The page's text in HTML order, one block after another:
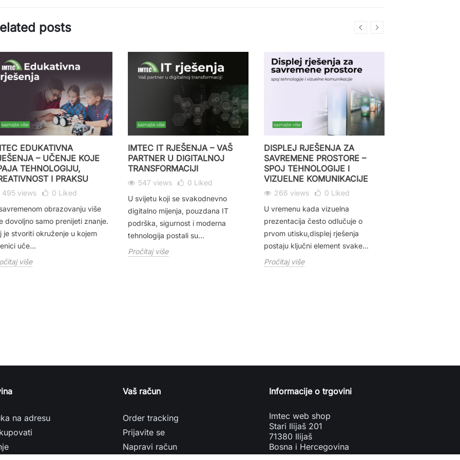
posts
EDUKATIVNA
– UČENJE KOJE
TEHNOLOGIJU,
I PRAKSU
495 views 0 Liked
obrazovanju više
dovoljno samo prenijeti znanje.
je stvoriti okruženje u kojem
uče...
više
IMTEC IT RJEŠENJA – VAŠ
PARTNER U DIGITALNOJ
TRANSFORMACIJI
547 views 0 Liked
U svijetu koji se svakodnevno
digitalno mijenja, pouzdana IT
podrška, sigurnost i moderna
tehnologija postali su...
Pročitaj više
DISPLEJ RJEŠENJA ZA
SAVREMENE PROSTORE –
SPOJ TEHNOLOGIJE I
VIZUELNE KOMUNIKACIJE
266 views 0 Liked
U vremenu kada vizuelna
prezentacija često odlučuje o
prvom utisku,displej rješenja
postaju ključni element svake...
Pročitaj više
na adresu
Vaš račun
Order tracking
Prijavite se
Napravi račun
Informacije o trgovini
Imtec web shop
Stari Ilijaš 201
71380 Ilijaš
Bosna i Hercegovina